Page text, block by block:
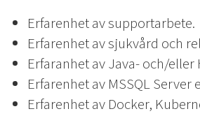
Erfarenhet av supportarbete.
Erfarenhet av sjukvård och
Erfaranhet av Java- och/
Erfarenhet av MSSQL
Erfarenhet av Docker,